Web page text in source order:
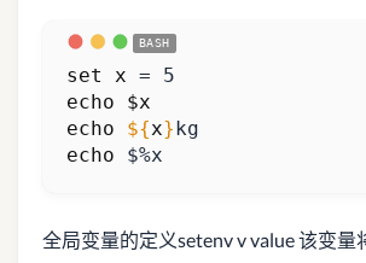
set x =
5
echo
$x
echo
${x}
echo $%x
全局变量的定义setenv v value 该变量